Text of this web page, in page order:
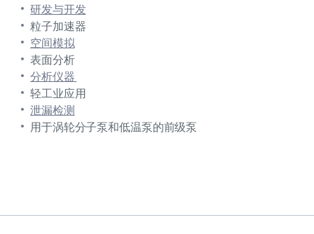
研发与开发
粒子加速器
空间模拟
表面分析
分析仪器
轻工业应用
泄漏检测
用于涡轮分子泵和低温泵的前级泵